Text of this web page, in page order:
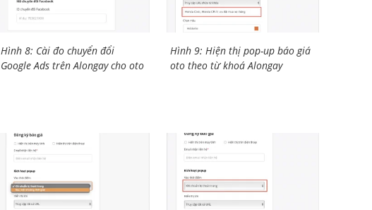
Hình 8: Cài đo chuyển đổi
Google Ads trên Alongay cho oto
Hình 9: Hiện thị pop-up báo giá
oto theo từ khoá Alongay